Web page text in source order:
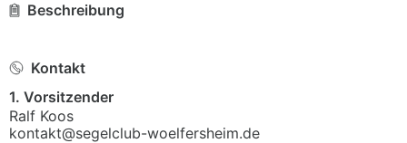
Beschreibung
Kontakt
1. Vorsitzender
Ralf Koos
kontakt@segelclub-woelfersheim.de